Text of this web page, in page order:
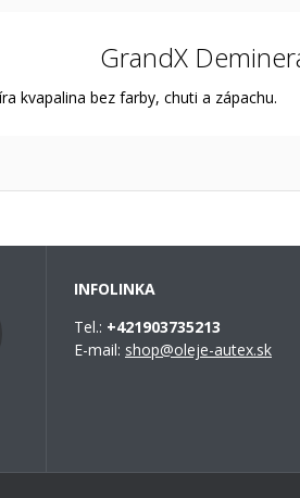
GrandX
kvapalina bez farby, chuti a zápachu.
INFOLINKA
Tel.: +421903735213
E-mail: shop@oleje-autex.sk